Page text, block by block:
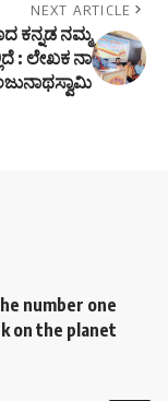
NEXT ARTICLE
ಕನ್ನಡ ನಮ್ಮ
: ಲೇಖಕ ನಾ
number one
on the planet